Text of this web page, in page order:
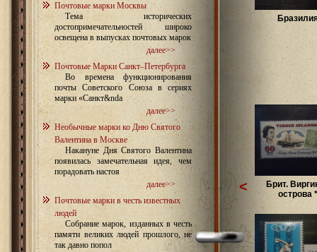
Почтовые марки Москвы
Тема исторических
достопримечательностей широко
освещена в выпусках почтовых марок
далее>>
Почтовые Марки Санкт–Петербурга
Во времена функционирования
почты Советского Союза в сериях
марки «Санкт&nda
далее>>
Необычные марки ко Дню Святого
Валентина в Москве
Накануне Дня Святого Валентина
появилась замечательная идея, чем
порадовать настоя
далее>>
Почтовые марки в честь известных
людей
Собрание марок, изданных в честь
памяти великих людей прошлого, не
так давно попол
Брит.
острова
<